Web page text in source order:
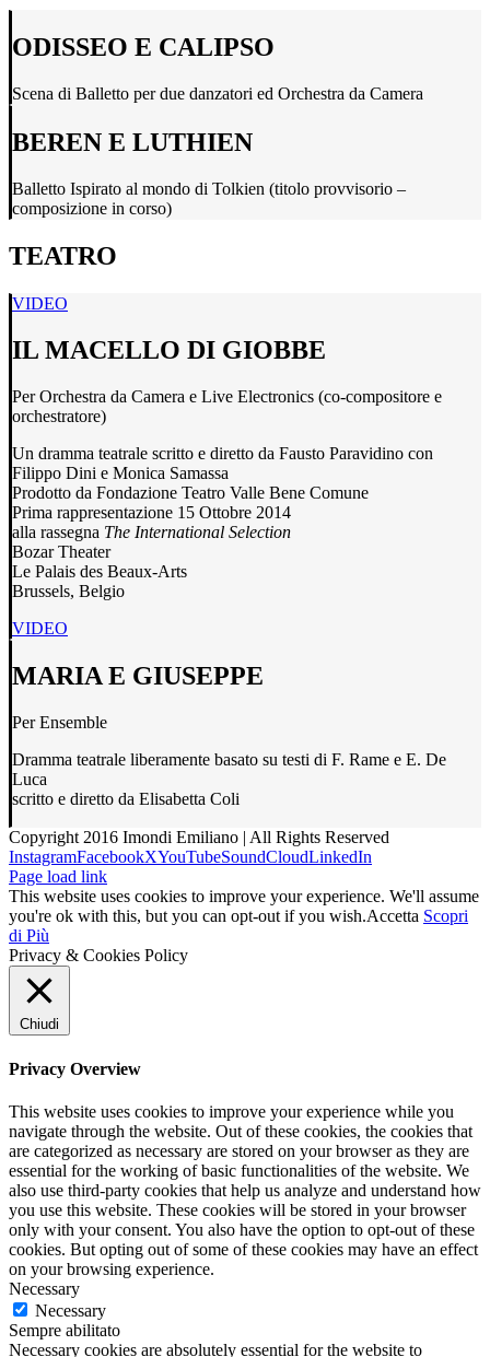
ODISSEO E CALIPSO
Scena di Balletto per due danzatori ed Orchestra da Camera
BEREN E LUTHIEN
Balletto Ispirato al mondo di Tolkien (titolo provvisorio –
composizione in corso)
TEATRO
VIDEO
IL MACELLO DI GIOBBE
Per Orchestra da Camera e Live Electronics (co-compositore e
orchestratore)
Un dramma teatrale scritto e diretto da Fausto Paravidino con
Filippo Dini e Monica Samassa
Prodotto da Fondazione Teatro Valle Bene Comune
Prima rappresentazione 15 Ottobre 2014
alla rassegna The International Selection
Bozar Theater
Le Palais des Beaux-Arts
Brussels, Belgio
VIDEO
MARIA E GIUSEPPE
Per Ensemble
Dramma teatrale liberamente basato su testi di F. Rame e E. De
Luca
scritto e diretto da Elisabetta Coli
Copyright 2016 Imondi Emiliano | All Rights Reserved
InstagramFacebookXYouTubeSoundCloudLinkedIn
Page load link
This website uses cookies to improve your experience. We'll assume
you're ok with this, but you can opt-out if you wish.Accetta Scopri
di Più
Privacy & Cookies Policy
Chiudi
Privacy Overview
This website uses cookies to improve your experience while you
navigate through the website. Out of these cookies, the cookies that
are categorized as necessary are stored on your browser as they are
essential for the working of basic functionalities of the website. We
also use third-party cookies that help us analyze and understand how
you use this website. These cookies will be stored in your browser
only with your consent. You also have the option to opt-out of these
cookies. But opting out of some of these cookies may have an effect
on your browsing experience.
Necessary
Necessary
Sempre abilitato
Necessary cookies are absolutely essential for the website to